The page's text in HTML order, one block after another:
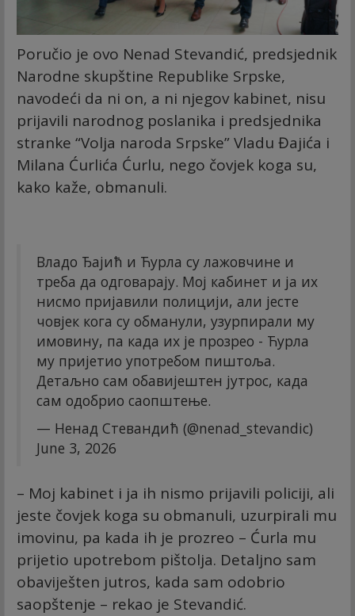
Poručio je ovo Nenad Stevandić, predsjednik
Narodne skupštine Republike Srpske,
navodeći da ni on, a ni njegov kabinet, nisu
prijavili narodnog poslanika i predsjednika
stranke “Volja naroda Srpske” Vladu Đajića i
Milana Ćurlića Ćurlu, nego čovjek koga su,
kako kaže, obmanuli.
Владо Ђајић и Ћурла су лажовчине и
треба да одговарају. Мој кабинет и ја их
нисмо пријавили полицији, али јесте
човјек кога су обманули, узурпирали му
имовину, па када их је прозрео - Ћурла
му пријетио употребом пиштоља.
Детаљно сам обавијештен јутрос, када
сам одобрио саопштење.
— Ненад Стевандић (@nenad_stevandic)
June 3, 2026
– Moj kabinet i ja ih nismo prijavili policiji, ali
jeste čovjek koga su obmanuli, uzurpirali mu
imovinu, pa kada ih je prozreo – Ćurla mu
prijetio upotrebom pištolja. Detaljno sam
obaviješten jutros, kada sam odobrio
saopštenje – rekao je Stevandić.